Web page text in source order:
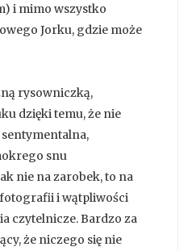
i mimo wszystko
Jorku, gdzie może
rysowniczką,
dzięki temu, że nie
snu
nie na zarobek, to na
fotografii i wątpliwości
czytelnicze. Bardzo za
że niczego się nie